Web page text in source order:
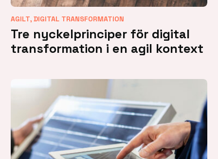
AGILT,DIGITAL TRANSFORMATION
Tre nyckelprinciper för digital
transformation i en agil kontext